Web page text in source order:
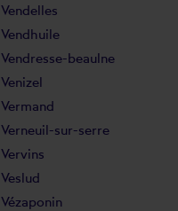
Vendelles
Vendhuile
Vendresse-beaulne
Venizel
Vermand
Verneuil-sur-serre
Vervins
Veslud
Vézaponin